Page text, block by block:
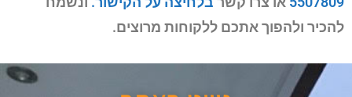
להכיר ולהפוך אתכם ללקוחות מרוצים.